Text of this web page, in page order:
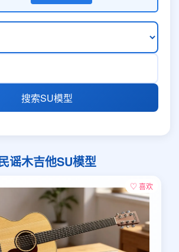
搜索SU模型
谣木吉他SU模型
♡ 喜欢